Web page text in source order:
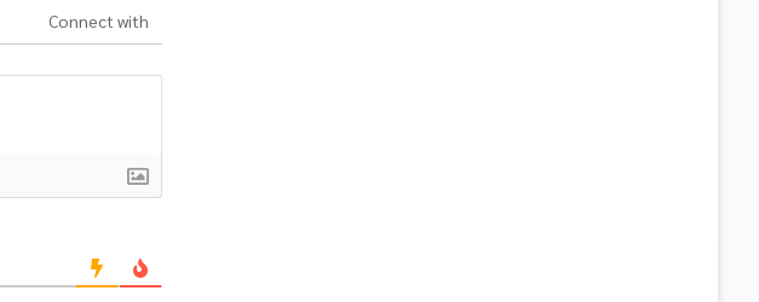
Connect with